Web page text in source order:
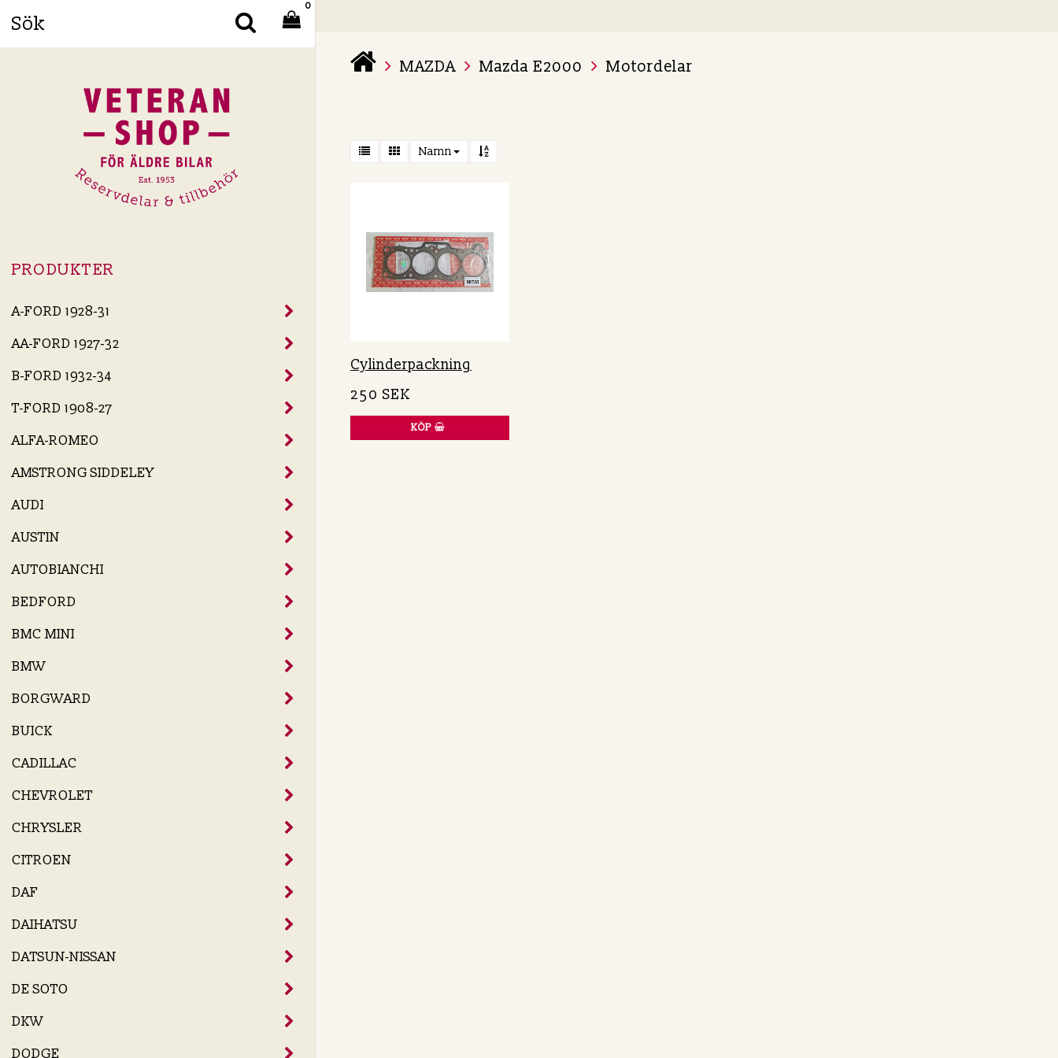
0
Din varukorg är tom
PRODUKTER
A-FORD 1928-31
AA-FORD 1927-32
B-FORD 1932-34
T-FORD 1908-27
ALFA-ROMEO
AMSTRONG SIDDELEY
AUDI
AUSTIN
AUTOBIANCHI
BEDFORD
BMC MINI
BMW
BORGWARD
BUICK
CADILLAC
CHEVROLET
CHRYSLER
CITROEN
DAF
DAIHATSU
DATSUN-NISSAN
DE SOTO
DKW
DODGE
MAZDA Mazda E2000 Motordelar
Namn
Cylinderpackning
250 SEK
KÖP